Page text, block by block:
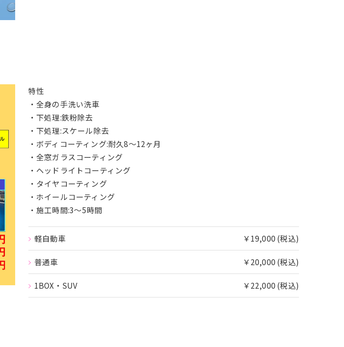
特性
・全身の手洗い洗車
・下処理:鉄粉除去
・下処理:スケール除去
・ボディコーティング:耐久8〜12ヶ月
・全窓ガラスコーティング
・ヘッドライトコーティング
・タイヤコーティング
・ホイールコーティング
・施工時間:3〜5時間
軽自動車 ￥19,000 (税込)
普通車 ￥20,000 (税込)
1BOX・SUV ￥22,000 (税込)